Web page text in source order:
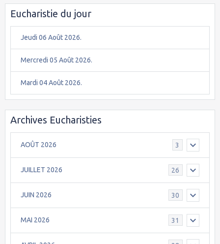
Eucharistie du jour
Jeudi 06 Août 2026.
Mercredi 05 Août 2026.
Mardi 04 Août 2026.
Archives Eucharisties
AOÛT 2026 3
JUILLET 2026 26
JUIN 2026 30
MAI 2026 31